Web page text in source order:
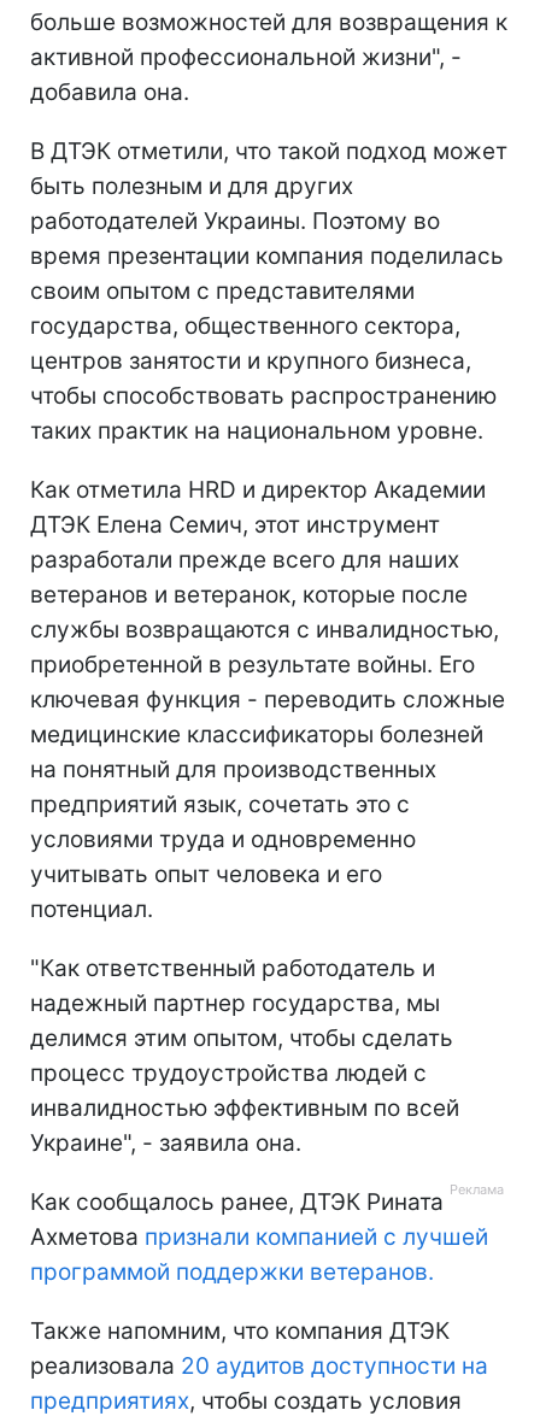
больше возможностей для возвращения к
активной профессиональной жизни", -
добавила она.
В ДТЭК отметили, что такой подход может
быть полезным и для других
работодателей Украины. Поэтому во
время презентации компания поделилась
своим опытом с представителями
государства, общественного сектора,
центров занятости и крупного бизнеса,
чтобы способствовать распространению
таких практик на национальном уровне.
Как отметила HRD и директор Академии
ДТЭК Елена Семич, этот инструмент
разработали прежде всего для наших
ветеранов и ветеранок, которые после
службы возвращаются с инвалидностью,
приобретенной в результате войны. Его
ключевая функция - переводить сложные
медицинские классификаторы болезней
на понятный для производственных
предприятий язык, сочетать это с
условиями труда и одновременно
учитывать опыт человека и его
потенциал.
"Как ответственный работодатель и
надежный партнер государства, мы
делимся этим опытом, чтобы сделать
процесс трудоустройства людей с
инвалидностью эффективным по всей
Украине", - заявила она.
Как сообщалось ранее, ДТЭК Рината
Ахметова признали компанией с лучшей
программой поддержки ветеранов.
Также напомним, что компания ДТЭК
реализовала 20 аудитов доступности на
предприятиях, чтобы создать условия